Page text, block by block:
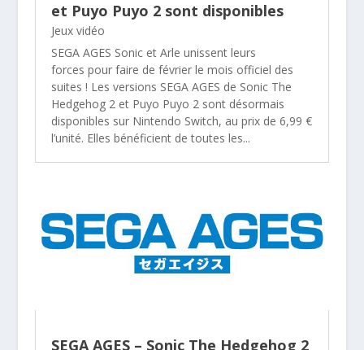
et Puyo Puyo 2 sont disponibles
Jeux vidéo
SEGA AGES Sonic et Arle unissent leurs
forces pour faire de février le mois officiel des
suites ! Les versions SEGA AGES de Sonic The
Hedgehog 2 et Puyo Puyo 2 sont désormais
disponibles sur Nintendo Switch, au prix de 6,99 €
l’unité. Elles bénéficient de toutes les...
SEGA AGES – Sonic The Hedgehog 2